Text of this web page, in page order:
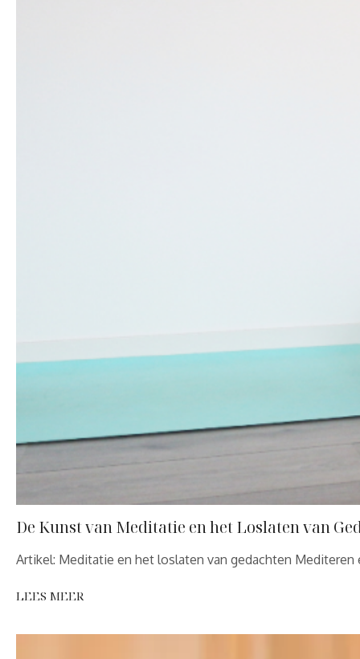
De Kunst van Meditatie en het Loslaten van
Artikel: Meditatie en het loslaten van gedachten
LEES MEER